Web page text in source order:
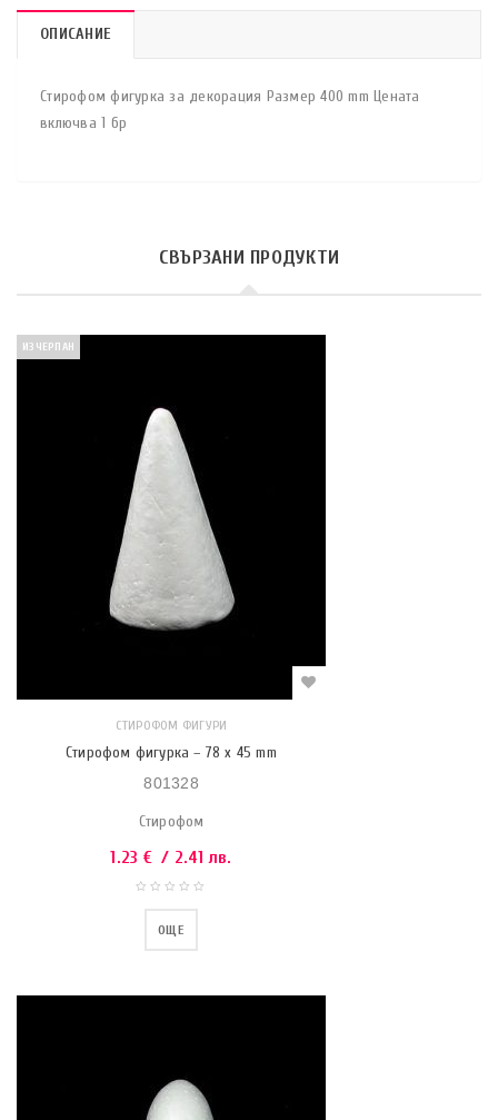
ОПИСАНИЕ
Стирофом фигурка за декорация Размер 400 mm Цената
включва 1 бр
СВЪРЗАНИ ПРОДУКТИ
ИЗЧЕРПАН
СТИРОФОМ ФИГУРИ
Стирофом фигурка – 78 x 45 mm
801328
Стирофом
1.23 € / 2.41 лв.
ОЩЕ